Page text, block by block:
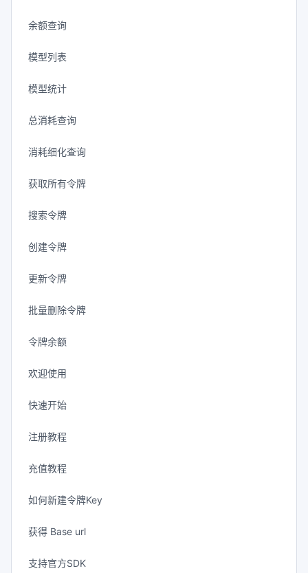
余额查询
模型列表
模型统计
总消耗查询
消耗细化查询
获取所有令牌
搜索令牌
创建令牌
更新令牌
批量删除令牌
令牌余额
欢迎使用
快速开始
注册教程
充值教程
如何新建令牌Key
获得 Base url
支持官方SDK